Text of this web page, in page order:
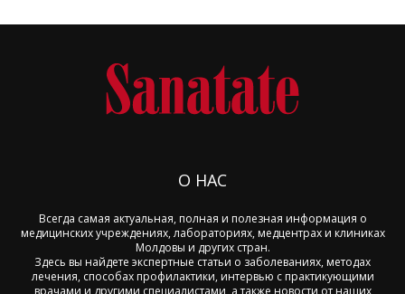
О НАС
Всегда самая актуальная, полная и полезная информация о
медицинских учреждениях, лабораториях, медцентрах и клиниках
Молдовы и других стран.
Здесь вы найдете экспертные статьи о заболеваниях, методах
лечения, способах профилактики, интервью с практикующими
врачами и другими специалистами, а также новости от наших